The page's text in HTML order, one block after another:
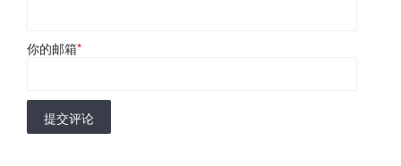
你的邮箱*
提交评论